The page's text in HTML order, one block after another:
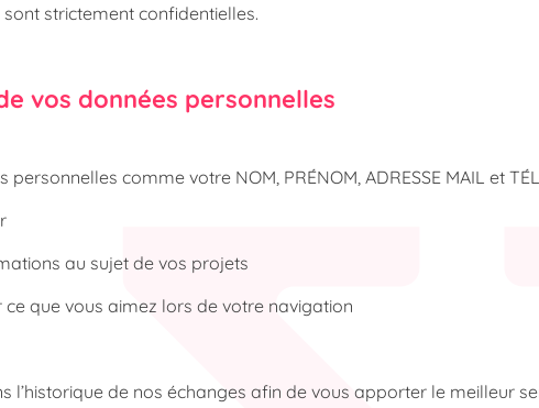
sont strictement confidentielles.
vos données personnelles
comme votre NOM, PRÉNOM, ADRESSE MAIL et
au sujet de vos projets
ce que vous aimez lors de votre navigation
l’historique de nos échanges afin de vous apporter le meilleur